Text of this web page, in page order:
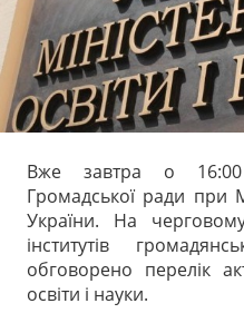
Вже завтра о 16:00
Громадської ради при
України. На
інститутів
обговорено перелік
освіти і науки.